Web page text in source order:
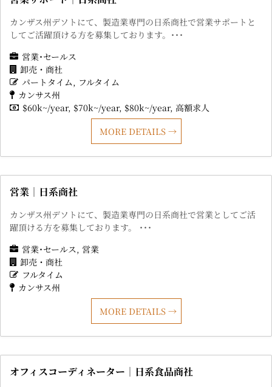
カンザス州デソトにて、製造業専門の日系商社で営業サポートと
してご活躍頂ける方を募集しております。･･･
営業･セールス
卸売・商社
パートタイム
フルタイム
カンサス州
$60k~/year $70k~/year $80k~/year 高額求人
MORE DETAILS
営業｜日系商社
カンザス州デソトにて、製造業専門の日系商社で営業としてご活
躍頂ける方を募集しております。 ･･･
営業･セールス 営業
卸売・商社
フルタイム
カンサス州
MORE DETAILS
オフィスコーディネーター｜日系食品商社